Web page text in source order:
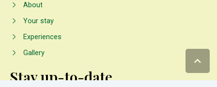
About
Your stay
Experiences
Gallery
Stay up-to-date